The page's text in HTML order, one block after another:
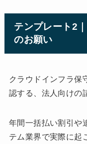
テンプレート2
のお願い
クラウドインフラ保
認する、法人向けの
年間一括払い割引や
テム業界で実際に起